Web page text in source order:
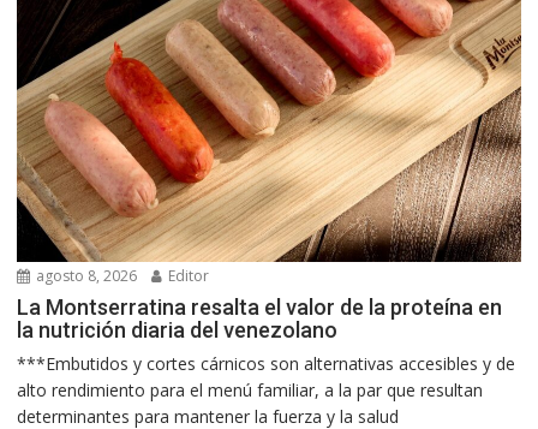
agosto 8, 2026 Editor
La Montserratina resalta el valor de la proteína en
la nutrición diaria del venezolano
***Embutidos y cortes cárnicos son alternativas accesibles y de
alto rendimiento para el menú familiar, a la par que resultan
determinantes para mantener la fuerza y la salud